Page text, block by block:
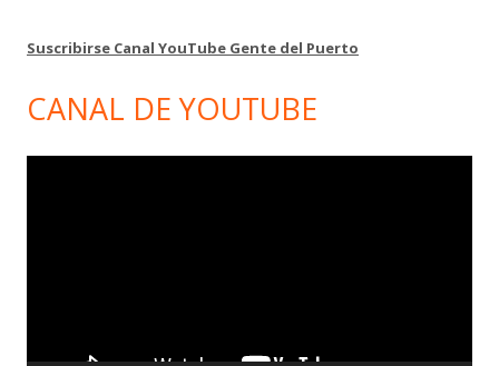
Suscribirse Canal YouTube Gente del Puerto
CANAL DE YOUTUBE